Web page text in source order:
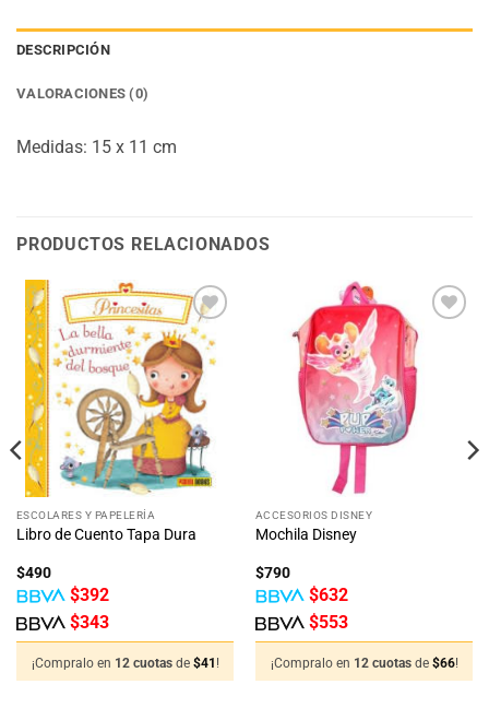
DESCRIPCIÓN
VALORACIONES (0)
Medidas: 15 x 11 cm
PRODUCTOS RELACIONADOS
Añadir
a la
lista
de
deseos
ESCOLARES Y PAPELERÍA
Libro de Cuento Tapa Dura
$490
$392
$343
¡Compralo en 12 cuotas de $41 !
ACCESORIOS DISNEY
Mochila Disney
$790
$632
$553
¡Compralo en 12 cuotas de $66!